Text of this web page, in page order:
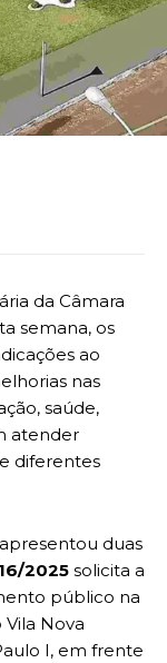
da Câmara
semana, os
ao
nas
saúde,
atender
diferentes
apresentou duas
2025 solicita a
público na
Vila Nova
I, em frente